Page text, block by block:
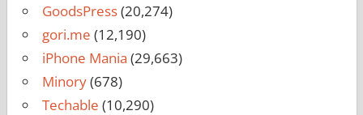
GoodsPress(20,274)
gori.me (12,190)
iPhone Mania (29,663)
Minory(678)
Techable (10,290)